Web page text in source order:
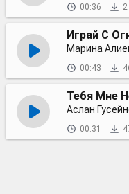
00:36
Играй С
Марина
00:43
Тебя Мне
Аслан
00:31